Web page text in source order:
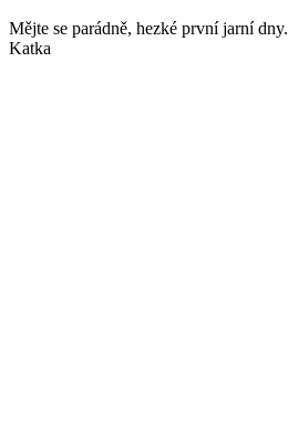
Mějte se parádně, hezké první jarní dny.
Katka